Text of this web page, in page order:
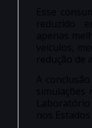
Esse
reduzido
apenas
veículos,
redução de
A
simulações
Laboratório
nos